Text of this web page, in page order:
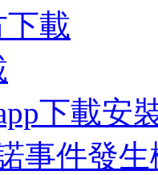
下載
下載安
事件發